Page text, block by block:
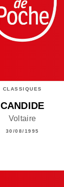
CLASSIQUES
CANDIDE
Voltaire
30/08/1995